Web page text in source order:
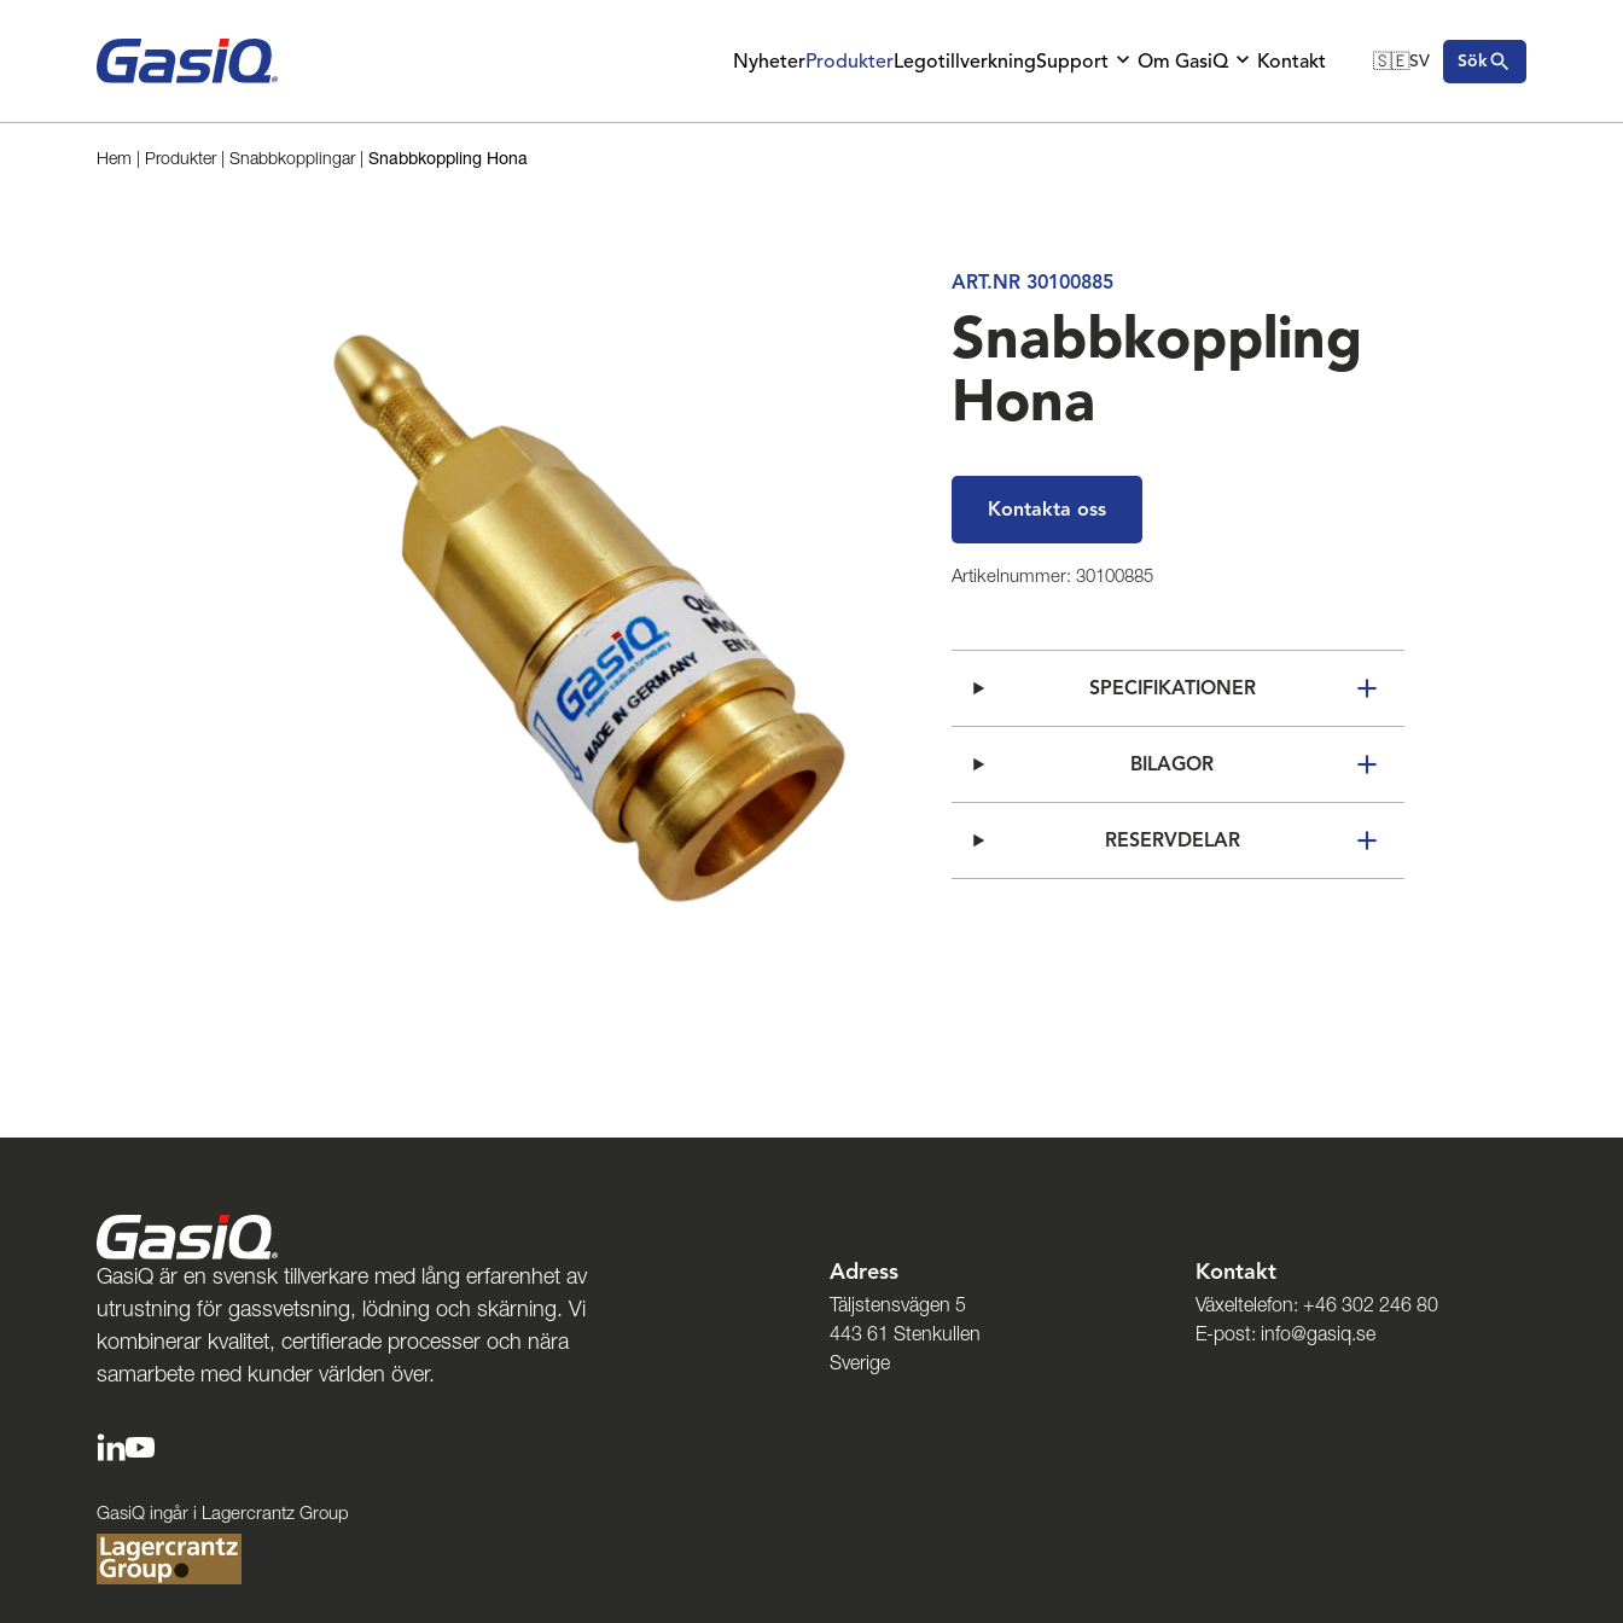
NyheterProdukterLegotillverkningSupport Om GasiQ Kontakt 🇸🇪SV Sök
Hem | Produkter| Snabbkopplingar| Snabbkoppling Hona
ART.NR 30100885
Snabbkoppling
Hona
Kontakta oss
Artikelnummer: 30100885
SPECIFIKATIONER
BILAGOR
RESERVDELAR
GasiQ är en svensk tillverkare med lång erfarenhet av
utrustning för gassvetsning, lödning och skärning. Vi
kombinerar kvalitet, certifierade processer och nära
samarbete med kunder världen över.
GasiQ ingår i Lagercrantz Group
Adress
Täljstensvägen 5
443 61 Stenkullen
Sverige
Kontakt
Växeltelefon:+46 302 246 80
E-post: info@gasiq.se